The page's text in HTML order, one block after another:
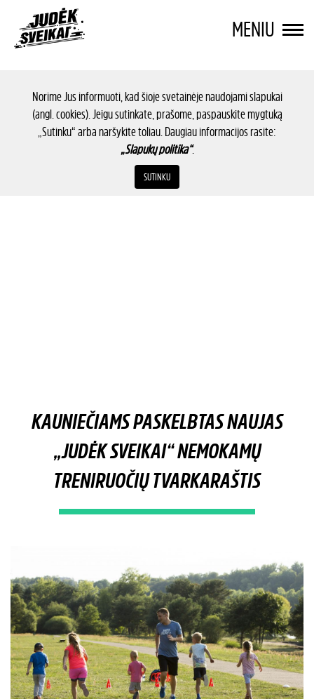
MENIU
Norime Jus informuoti, kad šioje svetainėje naudojami slapukai
(angl. cookies). Jeigu sutinkate, prašome, paspauskite mygtuką
„Sutinku“ arba naršykite toliau. Daugiau informacijos rasite:
„Slapukų politika“.
SUTINKU
KAUNIEČIAMS PASKELBTAS NAUJAS
„JUDĖK SVEIKAI“ NEMOKAMŲ
TRENIRUOČIŲ TVARKARAŠTIS